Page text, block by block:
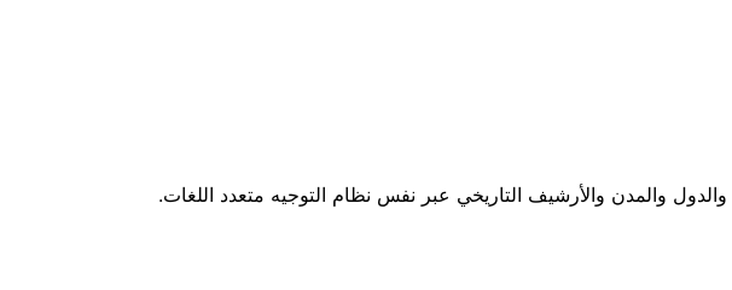
والدول والمدن والأرشيف التاريخي عبر نفس نظام التوجيه متعدد اللغات.